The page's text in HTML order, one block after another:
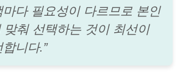
마다 필요성이 다르므로 본인
맞춰 선택하는 것이 최선이
합니다.”